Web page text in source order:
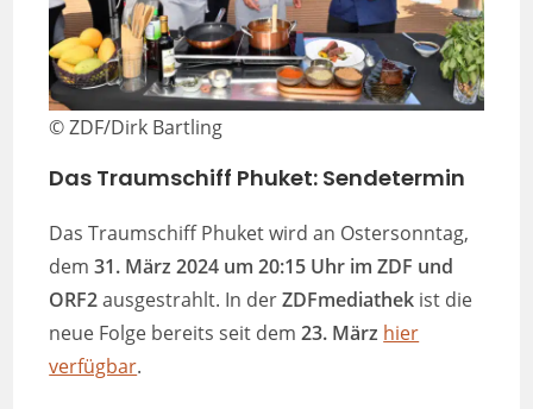
© ZDF/Dirk Bartling
Das Traumschiff Phuket: Sendetermin
Das Traumschiff Phuket wird an Ostersonntag,
dem31. März 2024 um 20:15 Uhr im ZDF und
ORF2ausgestrahlt. In derZDFmediathek ist die
neue Folge bereits seit dem23. März hier
verfügbar.